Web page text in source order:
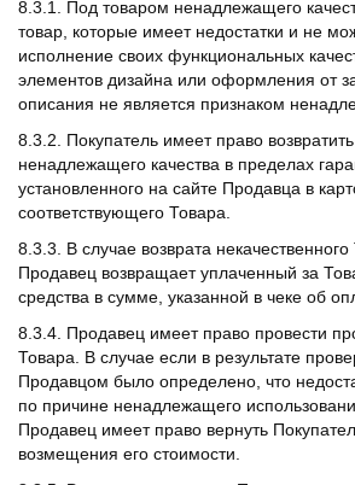
8.3.1. Под товаром ненадлежащего
товар, которые имеет недостатки и не
исполнение своих функциональных
элементов дизайна или оформления от
описания не является признаком
8.3.2. Покупатель имеет право
ненадлежащего качества в пределах
установленного на сайте Продавца в
соответствующего Товара.
8.3.3. В случае возврата
Продавец возвращает уплаченный за
средства в сумме, указанной в чеке об
8.3.4. Продавец имеет право провести
Товара. В случае если в результате
Продавцом было определено, что
по причине ненадлежащего
Продавец имеет право вернуть
возмещения его стоимости.